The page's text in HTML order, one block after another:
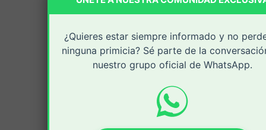
¿Quieres estar siempre informado y no
ninguna primicia? Sé parte de la
nuestro grupo oficial de WhatsApp.